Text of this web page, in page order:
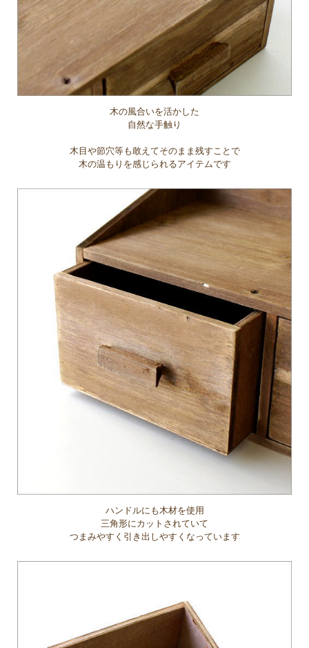
木の風合いを活かした
自然な手触り
木目や節穴等も敢えてそのまま残すことで
木の温もりを感じられるアイテムです
ハンドルにも木材を使用
三角形にカットされていて
つまみやすく引き出しやすくなっています